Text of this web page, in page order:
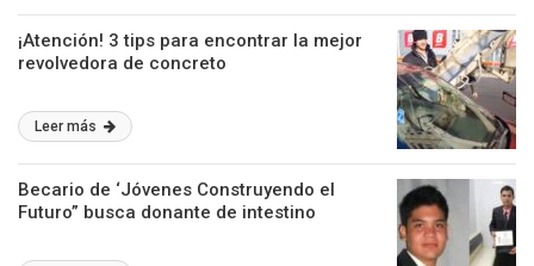
¡Atención! 3 tips para encontrar la mejor
revolvedora de concreto
Leer más
Becario de ‘Jóvenes Construyendo el
Futuro” busca donante de intestino